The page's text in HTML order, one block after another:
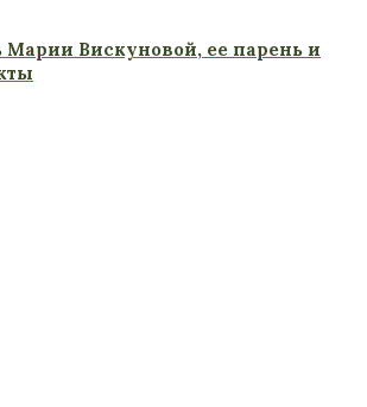
Вискуновой, ее парень и